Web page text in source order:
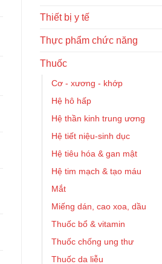
Thiết bị y tế
Thực phẩm chức năng
Thuốc
Cơ - xương - khớp
Hệ hô hấp
Hệ thần kinh trung ương
Hệ tiết niệu-sinh dục
Hệ tiêu hóa & gan mật
Hệ tim mạch & tạo máu
Mắt
Miếng dán, cao xoa, dầu
Thuốc bổ & vitamin
Thuốc chống ung thư
Thuốc da liễu